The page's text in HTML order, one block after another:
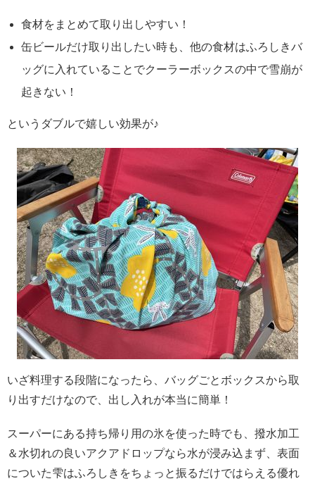
食材をまとめて取り出しやすい！
缶ビールだけ取り出したい時も、他の食材はふろしきバ
ッグに入れていることでクーラーボックスの中で雪崩が
起きない！
というダブルで嬉しい効果が♪
いざ料理する段階になったら、バッグごとボックスから取
り出すだけなので、出し入れが本当に簡単！
スーパーにある持ち帰り用の氷を使った時でも、撥水加工
＆水切れの良いアクアドロップなら水が浸み込まず、表面
についた雫はふろしきをちょっと振るだけではらえる優れ